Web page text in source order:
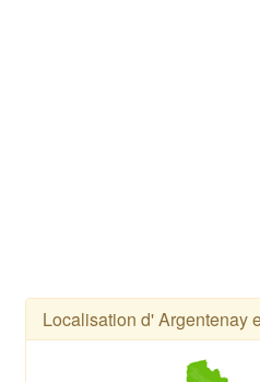
Localisation d' Argentenay